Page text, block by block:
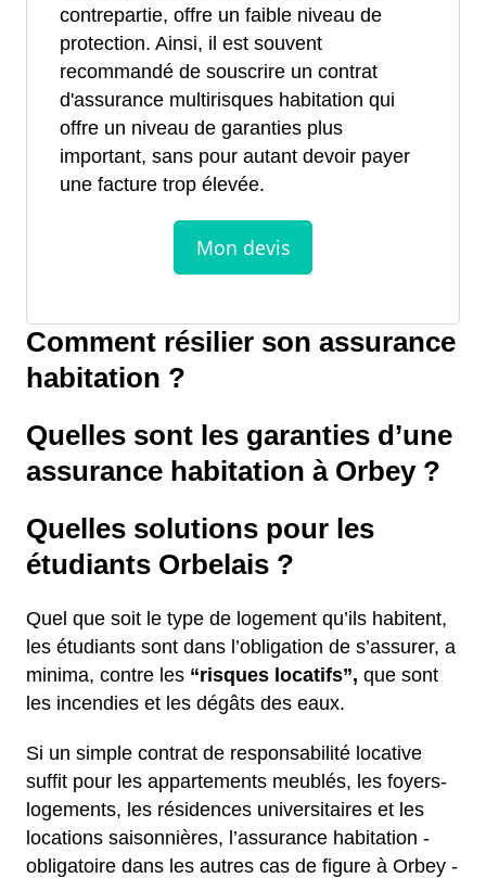
contrepartie, offre un faible niveau de
protection. Ainsi, il est souvent
recommandé de souscrire un contrat
d'assurance multirisques habitation qui
offre un niveau de garanties plus
important, sans pour autant devoir payer
une facture trop élevée.
Comment résilier son assurance
habitation ?
Quelles sont les garanties d’une
assurance habitation à Orbey ?
Quelles solutions pour les
étudiants Orbelais ?
Quel que soit le type de logement qu’ils habitent,
les étudiants sont dans l’obligation de s’assurer, a
minima, contre les “risques locatifs”, que sont
les incendies et les dégâts des eaux.
Si un simple contrat de responsabilité locative
suffit pour les appartements meublés, les foyers-
logements, les résidences universitaires et les
locations saisonnières, l’assurance habitation -
obligatoire dans les autres cas de figure à Orbey -